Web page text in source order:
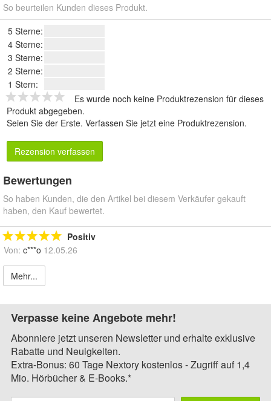
So beurteilen Kunden dieses Produkt.
5 Sterne:
4 Sterne:
3 Sterne:
2 Sterne:
1 Stern:
Es wurde noch keine Produktrezension für dieses
Produkt abgegeben.
Seien Sie der Erste. Verfassen Sie jetzt eine Produktrezension.
Rezension verfassen
Bewertungen
So haben Kunden, die den Artikel bei diesem Verkäufer gekauft
haben, den Kauf bewertet.
Positiv
Von: c***o 12.05.26
Mehr...
Verpasse keine Angebote mehr!
Abonniere jetzt unseren Newsletter und erhalte exklusive
Rabatte und Neuigkeiten.
Extra-Bonus: 60 Tage Nextory kostenlos - Zugriff auf 1,4
Mio. Hörbücher & E-Books.*